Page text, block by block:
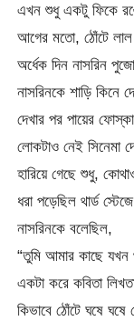
এখন শুধু একটু ফিকে
আগের মতো, ঠোঁটে লাল
অর্ধেক দিন নাসরিন
নাসরিনকে শাড়ি কিনে
দেখার পর পায়ের
লোকটাও নেই সিনেমা
হারিয়ে গেছে শুধু,
ধরা পড়েছিল থার্ড
নাসরিনকে বলেছিল,
“তুমি আমার কাছে
একটা করে কবিতা
কিভাবে ঠোঁটে ঘষে